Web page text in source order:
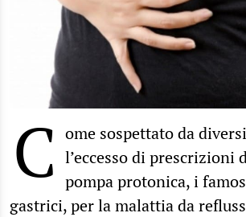
C ome sospettato da
l’eccesso di
pompa protonica, i
gastrici, per la malattia da